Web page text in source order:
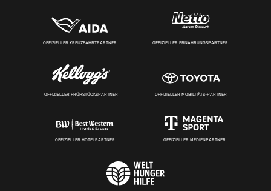
OFFIZIELLER KREUZFAHRTPARTNER OFFIZIELLER ERNÄHRUNGSPARTNER
OFFIZIELLER FRÜHSTÜCKSPARTNER OFFIZIELLER MOBILITÄTS-PARTNER
OFFIZIELLER HOTELPARTNER OFFIZIELLER MEDIENPARTNER